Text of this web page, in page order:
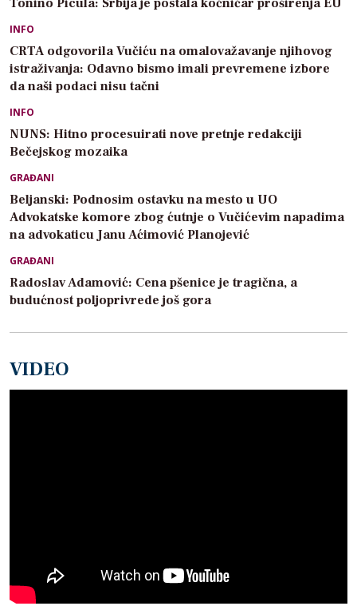
INFO
CRTA odgovorila Vučiću na omalovažavanje njihovog
istraživanja: Odavno bismo imali prevremene izbore
da naši podaci nisu tačni
INFO
NUNS: Hitno procesuirati nove pretnje redakciji
Bečejskog mozaika
GRAĐANI
Beljanski: Podnosim ostavku na mesto u UO
Advokatske komore zbog ćutnje o Vučićevim napadima
na advokaticu Janu Aćimović Planojević
GRAĐANI
Radoslav Adamović: Cena pšenice je tragična, a
budućnost poljoprivrede još gora
VIDEO